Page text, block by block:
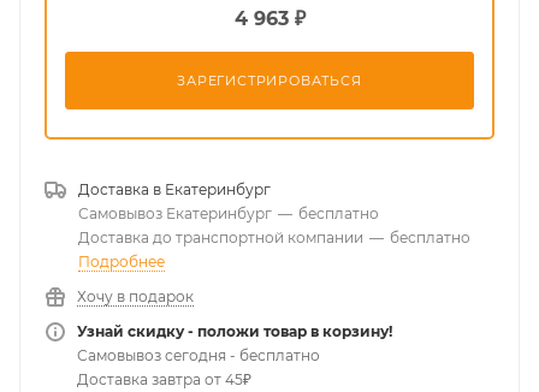
4 963 ₽
ЗАРЕГИСТРИРОВАТЬСЯ
Доставка в Екатеринбург
Самовывоз Екатеринбург — бесплатно
Доставка до транспортной компании — бесплатно
Подробнее
Хочу в подарок
Узнай скидку - положи товар в корзину!
Самовывоз сегодня - бесплатно
Доставка завтра от 45₽